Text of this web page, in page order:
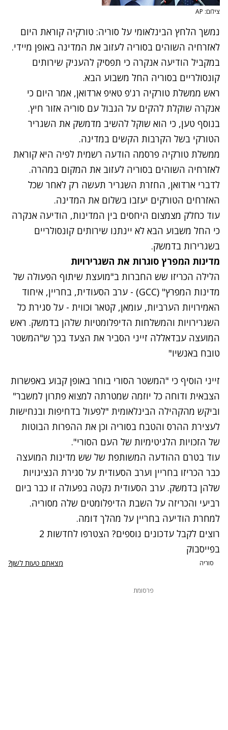
צילום: AP
נמשך הלחץ הבינלאומי על סוריה: טורקיה קוראת היום
לאזרחיה השוהים בסוריה לעזוב את המדינה באופן מיידי.
במקביל הודיעה אנקרה כי תפסיק להעניק שירותים
קונסולריים בסוריה החל משבוע הבא.
ראש ממשלת טורקיה רג'פ טאיפ ארדואן, אמר היום כי
אנקרה שוקלת להקים על הגבול עם סוריה אזור חיץ.
בנוסף טען, כי הוא שוקל להשיב מדמשק את השגריר
הטורקי בשל הקרבות הקשים במדינה.
ממשלת טורקיה פרסמה הודעה רשמית לפיה היא קוראת
לאזרחיה השוהים בסוריה לעזוב את המקום במהרה.
לדברי ארדואן, החזרת השגריר תעשה רק לאחר שכל
האזרחים הטורקים יעזבו בשלום את המדינה.
עוד כחלק מצמצום היחסים בין המדינות, הודיעה אנקרה
כי החל משבוע הבא לא יינתנו שירותים קונסולריים
בשגרירות בדמשק.
מדינות המפרץ סוגרות את השגרירויות
הלילה הכריזו שש החברות ב"מועצת שיתוף הפעולה של
מדינות המפרץ" (GCC) - ערב הסעודית, בחריין, איחוד
האמירויות הערביות, עומאן, קטאר וכווית - על סגירת כל
השגרירויות והמשלחות הדיפלומטיות שלהן בדמשק. ראש
המועצה עבדאללה זייני הסביר את הצעד בכך ש"המשטר
טובח באנשיו"
זייני הוסיף כי "המשטר הסורי בוחר באופן קבוע באפשרות
הצבאית ודוחה כל יוזמה שמטרתה למצוא פתרון למשבר"
וביקש מהקהילה הבינלאומית "לפעול בדחיפות ובנחישות
לעצירת ההרס והטבח בסוריה וכן את ההפרות הבוטות
של הזכויות הלגיטימיות של העם הסורי".
עוד בטרם ההודעה המשותפת של שש מדינות המועצה
כבר הכריזו בחריין וערב הסעודית על סגירת הנציגויות
שלהן בדמשק. ערב הסעודית נקטה בפעולה זו כבר ביום
רביעי והכריזה על השבת הדיפלומטים שלה מסוריה.
למחרת הודיעה בחריין על מהלך דומה.
רוצים לקבל עדכונים נוספים? הצטרפו לחדשות 2
בפייסבוק
סוריה מצאתם טעות לשון?
פרסומת